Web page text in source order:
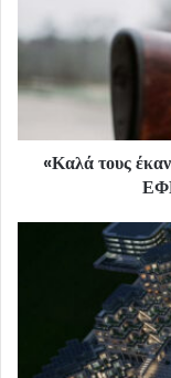
«Καλά τους